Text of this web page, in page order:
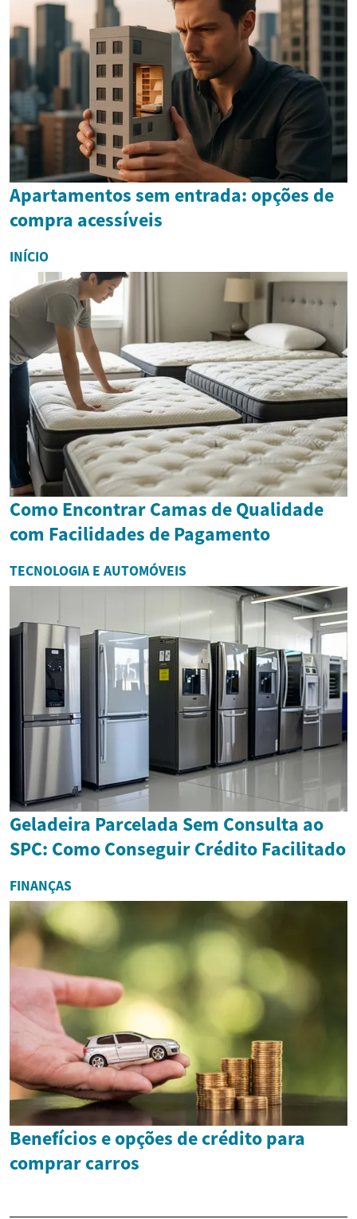
Apartamentos sem entrada: opções de
compra acessíveis
INÍCIO
Como Encontrar Camas de Qualidade
com Facilidades de Pagamento
TECNOLOGIA E AUTOMÓVEIS
Geladeira Parcelada Sem Consulta ao
SPC: Como Conseguir Crédito Facilitado
FINANÇAS
Benefícios e opções de crédito para
comprar carros